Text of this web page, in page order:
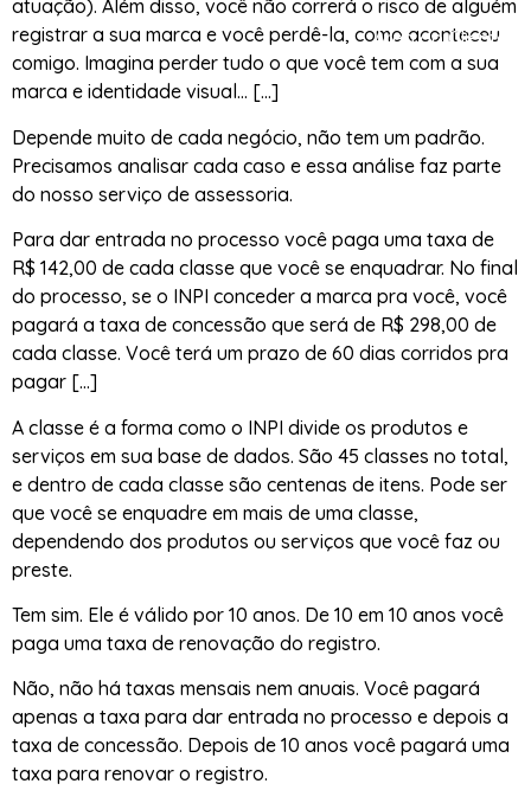
Área do Cliente
atuação). Além disso, você não correrá o risco de alguém
registrar a sua marca e você perdê-la, como aconteceu
comigo. Imagina perder tudo o que você tem com a sua
marca e identidade visual… […]
Depende muito de cada negócio, não tem um padrão.
Precisamos analisar cada caso e essa análise faz parte
do nosso serviço de assessoria.
Para dar entrada no processo você paga uma taxa de
R$ 142,00 de cada classe que você se enquadrar. No final
do processo, se o INPI conceder a marca pra você, você
pagará a taxa de concessão que será de R$ 298,00 de
cada classe. Você terá um prazo de 60 dias corridos pra
pagar […]
A classe é a forma como o INPI divide os produtos e
serviços em sua base de dados. São 45 classes no total,
e dentro de cada classe são centenas de itens. Pode ser
que você se enquadre em mais de uma classe,
dependendo dos produtos ou serviços que você faz ou
preste.
Tem sim. Ele é válido por 10 anos. De 10 em 10 anos você
paga uma taxa de renovação do registro.
Não, não há taxas mensais nem anuais. Você pagará
apenas a taxa para dar entrada no processo e depois a
taxa de concessão. Depois de 10 anos você pagará uma
taxa para renovar o registro.